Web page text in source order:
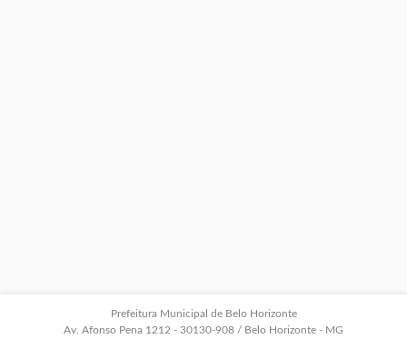
Prefeitura Municipal de Belo Horizonte
Av. Afonso Pena 1212 - 30130-908 / Belo Horizonte - MG